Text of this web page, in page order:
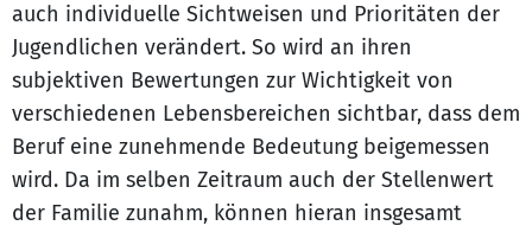
auch individuelle Sichtweisen und Prioritäten der
Jugendlichen verändert. So wird an ihren
subjektiven Bewertungen zur Wichtigkeit von
verschiedenen Lebensbereichen sichtbar, dass dem
Beruf eine zunehmende Bedeutung beigemessen
wird. Da im selben Zeitraum auch der Stellenwert
der Familie zunahm, können hieran insgesamt